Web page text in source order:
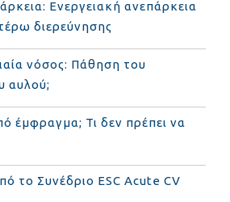
Ενεργειακή ανεπάρκεια
διερεύνησης
νόσος: Πάθηση του
αυλού;
έμφραγμα; Τι δεν πρέπει να
το Συνέδριο ESC Acute CV